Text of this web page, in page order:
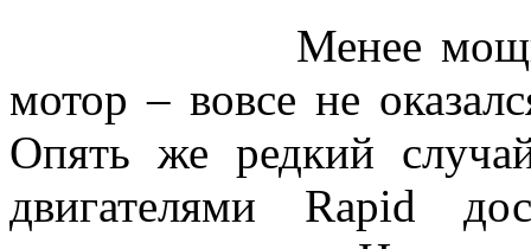
Менее мощный и
мотор – вовсе не
Опять же редкий
двигателями Rapid